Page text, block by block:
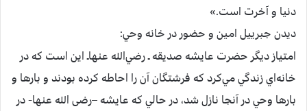
دنيا و آخرت‌ است‌.»
ديدن‌ جبرييل‌ امين‌ و حضور در خانه‌ وحي‌:
امتياز ديگر حضرت‌ عايشه صديقه‌ ـ رضي‌الله عنهاـ اين‌ است‌ كه‌ در
خانه‌اي‌ زندگي‌ مي‌كرد كه‌ فرشتگان‌ آن‌ را احاطه‌ كرده‌ بودند و بارها و
بارها وحي‌ در آنجا نازل‌ شد، در حالي‌ كه‌ عايشه –رضی الله عنها-‌ در